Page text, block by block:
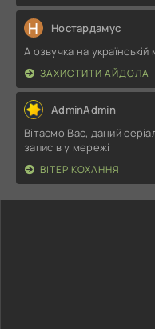
Н Ностардамус
А озвучка на українській
ЗАХИСТИТИ АЙДОЛА
AdminAdmin
Вітаємо Вас, даний
записів у мережі
ВІТЕР КОХАННЯ